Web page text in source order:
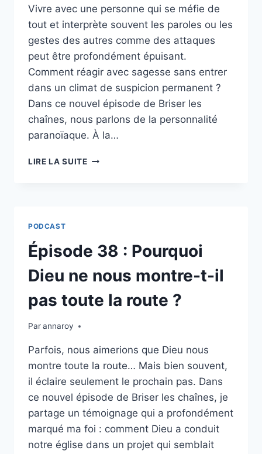
Vivre avec une personne qui se méfie de
tout et interprète souvent les paroles ou les
gestes des autres comme des attaques
peut être profondément épuisant.
Comment réagir avec sagesse sans entrer
dans un climat de suspicion permanent ?
Dans ce nouvel épisode de Briser les
chaînes, nous parlons de la personnalité
paranoïaque. À la…
LIRE LA SUITEÉPISODE
SELON
LA
PODCAST
Épisode 38 : Pourquoi
Dieu ne nous montre-t-il
pas toute la route ?
Parannaroy
Parfois, nous aimerions que Dieu nous
montre toute la route… Mais bien souvent,
il éclaire seulement le prochain pas. Dans
ce nouvel épisode de Briser les chaînes, je
partage un témoignage qui a profondément
marqué ma foi : comment Dieu a conduit
notre église dans un projet qui semblait